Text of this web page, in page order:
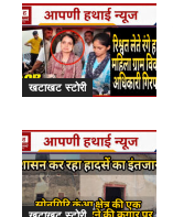
खटाखट स्टोरी